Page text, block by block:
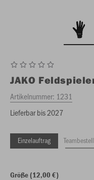
JAKO
Artikelnummer: 1231
Lieferbar bis 2027
Einzelauftrag
Größe (12,00 €)